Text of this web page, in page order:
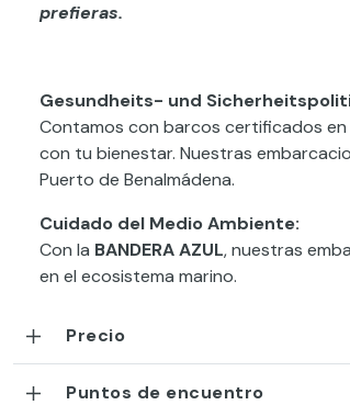
prefieras.
Gesundheits- und
Contamos con barcos certificados en
con tu bienestar. Nuestras
Puerto de Benalmádena.
Cuidado del Medio Ambiente:
Con la BANDERA AZUL, nuestras
en el ecosistema marino.
Precio
Puntos de encuentro